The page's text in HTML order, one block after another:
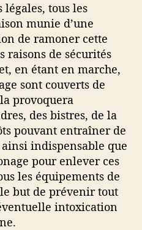
légales, tous les
munie d’une
de ramoner cette
raisons de sécurités
en étant en marche,
sont couverts de
provoquera
des bistres, de la
pouvant entraîner de
indispensable que
pour enlever ces
les équipements de
but de prévenir tout
intoxication